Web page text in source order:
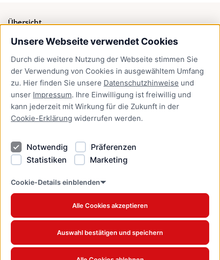
Unsere Webseite verwendet Cookies
Durch die weitere Nutzung der Webseite stimmen Sie
der Verwendung von Cookies in ausgewähltem Umfang
zu. Hier finden Sie unsere Datenschutzhinweise und
unser Impressum. Ihre Einwilligung ist freiwillig und
kann jederzeit mit Wirkung für die Zukunft in der
Cookie-Erklärung widerrufen werden.
Notwendig
Präferenzen
Statistiken
Marketing
Cookie-Details einblenden
Alle Cookies akzeptieren
Auswahl bestätigen und speichern
Übersicht
Bürgerservice
Presse
Newsletter Lübeck:kompakt
Kontakt
Kontakt
Datenschutzhinweise
Barrierefreiheit
Cookie Erklärung
www.luebeck.de